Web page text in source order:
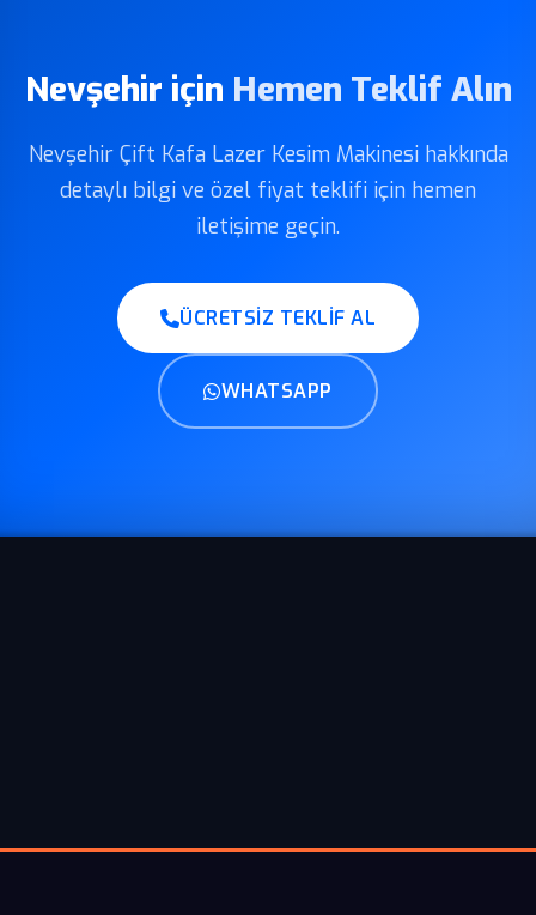
Nevşehir için Hemen Teklif Alın
Nevşehir Çift Kafa Lazer Kesim Makinesi hakkında
detaylı bilgi ve özel fiyat teklifi için hemen
iletişime geçin.
ÜCRETSIZ TEKLIF AL
WHATSAPP